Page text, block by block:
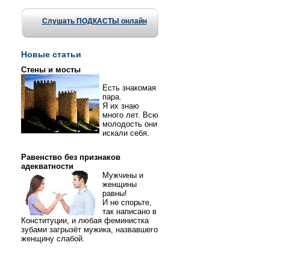
Слушать ПОДКАСТЫ онлайн
Новые статьи
Стены и мосты
Есть знакомая
пара.
Я их знаю
много лет. Всю
молодость они
искали себя.
Равенство без признаков
адекватности
Мужчины и
женщины
равны!
И не спорьте,
так написано в
Конституции, и любая феминистка
зубами загрызёт мужика, назвавшего
женщину слабой.